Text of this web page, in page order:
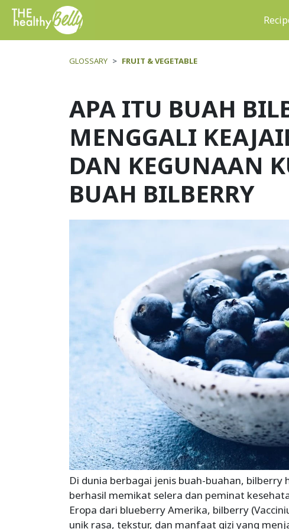
GLOSSARY FRUIT & VEGETABLE
APA ITU BUAH
MENGGALI
DAN KEGUNAAN
BUAH BILBERRY
Di dunia berbagai jenis buah-buahan, bilberry
berhasil memikat selera dan peminat
Eropa dari blueberry Amerika, bilberry
unik rasa, tekstur, dan manfaat gizi yang